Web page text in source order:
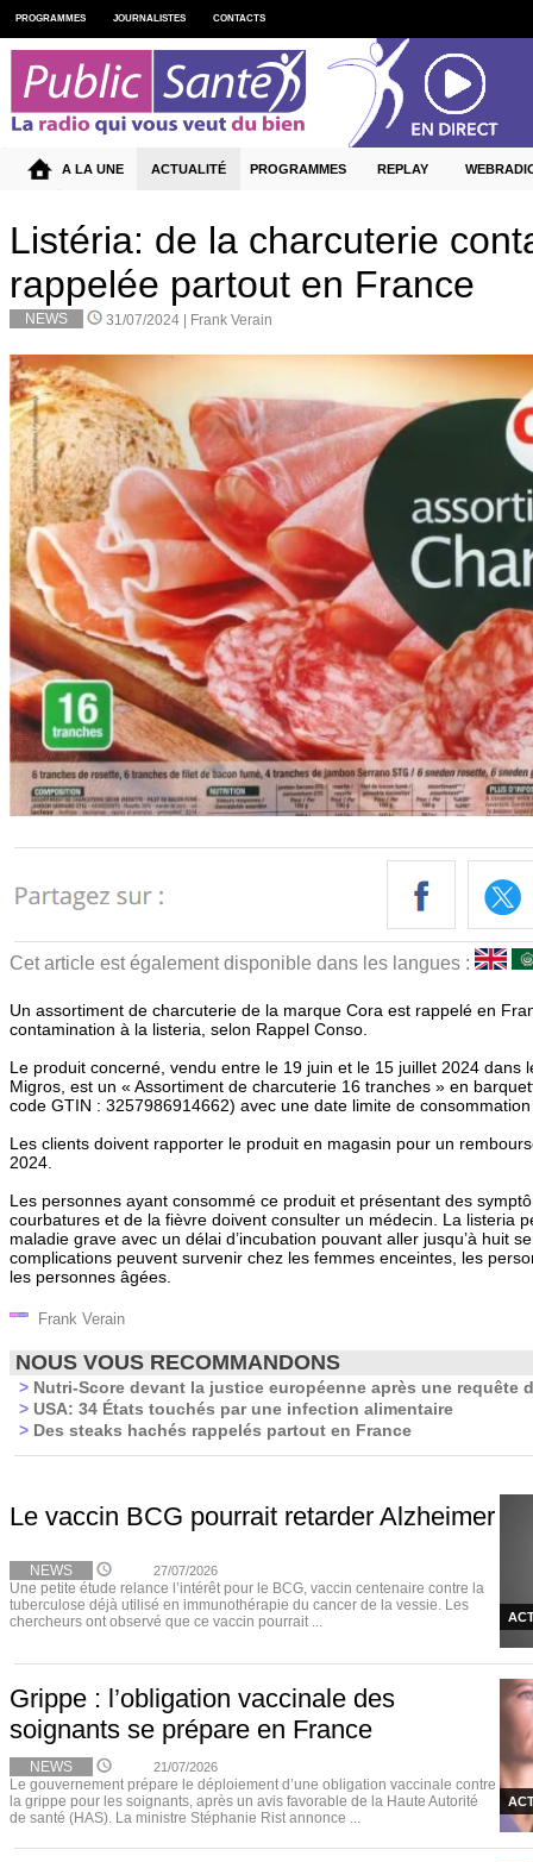
Listéria: de la charcuterie
rappelée partout en France
NEWS 31/07/2024 | Frank Verain
Cet article est également disponible dans les langues :
Un assortiment de charcuterie de la marque Cora est rappelé en
contamination à la listeria, selon Rappel Conso.
Le produit concerné, vendu entre le 19 juin et le 15 juillet 2024 dans
Migros, est un « Assortiment de charcuterie 16 tranches » en
code GTIN : 3257986914662) avec une date limite de
Les clients doivent rapporter le produit en magasin pour un
2024.
Les personnes ayant consommé ce produit et présentant des
courbatures et de la fièvre doivent consulter un médecin. La listeria
maladie grave avec un délai d’incubation pouvant aller jusqu’à huit
complications peuvent survenir chez les femmes enceintes, les
les personnes âgées.
Frank Verain
NOUS VOUS RECOMMANDONS
> Nutri-Score devant la justice européenne après une requête
> USA: 34 États touchés par une infection alimentaire
> Des steaks hachés rappelés partout en France
Le vaccin BCG pourrait retarder Alzheimer
NEWS 27/07/2026
Une petite étude relance l’intérêt pour le BCG, vaccin centenaire contre la
tuberculose déjà utilisé en immunothérapie du cancer de la vessie. Les
chercheurs ont observé que ce vaccin pourrait ...
Grippe : l’obligation vaccinale des
soignants se prépare en France
NEWS 21/07/2026
Le gouvernement prépare le déploiement d’une obligation vaccinale contre
la grippe pour les soignants, après un avis favorable de la Haute Autorité
de santé (HAS). La ministre Stéphanie Rist annonce ...
PROGRAMMES JOURNALISTES CONTACTS
A LA UNE ACTUALITÉ PROGRAMMES REPLAY